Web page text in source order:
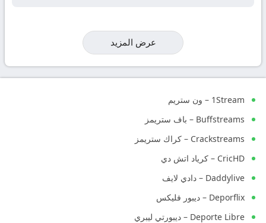
عرض المزيد
1Stream – ون ستريم
Buffstreams – باف ستريمز
Crackstreams – كراك ستريمز
CricHD – كرياد اتش دي
Daddylive – دادي لايف
Deporflix – ديبور فليكس
Deporte Libre – ديبورتي ليبري